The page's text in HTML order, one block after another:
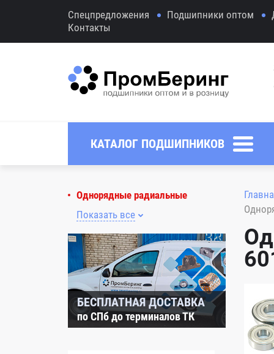
Спецпредложения Подшипники оптом
Контакты
КАТАЛОГ ПОДШИПНИКОВ
Однорядные радиальные
Показать все
БЕСПЛАТНАЯ ДОСТАВКА
по СПб до терминалов ТК